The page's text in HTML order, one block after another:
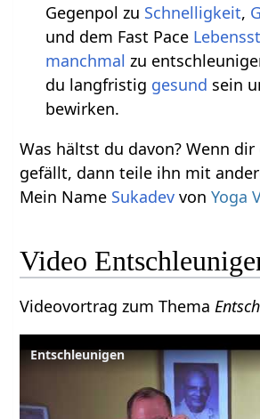
Gegenpol zu Schnelligkeit,
und dem Fast Pace
manchmal zu
du langfristig gesund sein
bewirken.
Was hältst du davon? Wenn
gefällt, dann teile ihn mit
Mein Name Sukadev vonYoga
Video
Videovortrag zum Thema
Entschleunigen